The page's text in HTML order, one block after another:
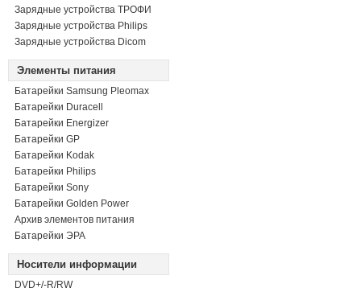
Зарядные устройства ТРОФИ
Зарядные устройства Philips
Зарядные устройства Dicom
Элементы питания
Батарейки Samsung Pleomax
Батарейки Duracell
Батарейки Energizer
Батарейки GP
Батарейки Kodak
Батарейки Philips
Батарейки Sony
Батарейки Golden Power
Архив элементов питания
Батарейки ЭРА
Носители информации
DVD+/-R/RW